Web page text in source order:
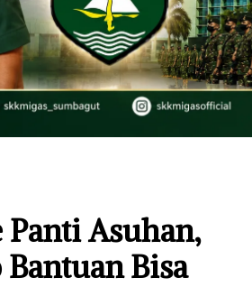
Panti Asuhan,
Bisa